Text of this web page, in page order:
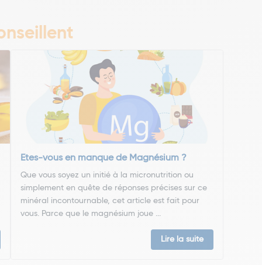
Etes-vous en manque de Magnésium ?
Que vous soyez un initié à la micronutrition ou
simplement en quête de réponses précises sur ce
minéral incontournable, cet article est fait pour
vous. Parce que le magnésium joue ...
Lire la suite